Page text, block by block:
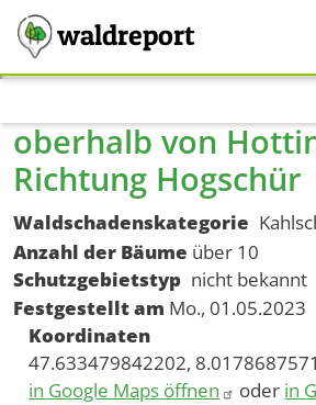
waldreport
oberhalb von
Richtung Hogschür
Waldschadenskategorie
Anzahl der Bäume über 10
Schutzgebietstyp nicht bekannt
Festgestellt am Mo., 01.05.2023
Koordinaten
47.633479842202,
in Google Maps öffnen
oder in